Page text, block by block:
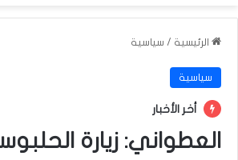
الرئيسية / سياسية
سياسية
أخر الأخبار
العطواني: زيارة